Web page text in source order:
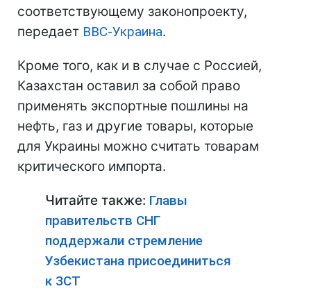
соответствующему законопроекту,
передает BBC-Украина.
Кроме того, как и в случае с Россией,
Казахстан оставил за собой право
применять экспортные пошлины на
нефть, газ и другие товары, которые
для Украины можно считать товарам
критического импорта.
Читайте также: Главы
правительств СНГ
поддержали стремление
Узбекистана присоединиться
к ЗСТ